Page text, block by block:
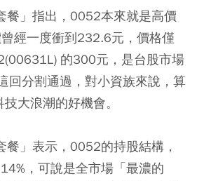
餐」指出，0052本來就是高價
經一度衝到232.6元，價格僅
的300元，是台股市場
回分割通過，對小資族來說，算
大浪潮的好機會。
餐」表示，0052的持股結構，
，可說是全市場「最濃的